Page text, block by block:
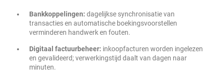
Bankkoppelingen: dagelijkse synchronisatie van
transacties en automatische boekingsvoorstellen
verminderen handwerk en fouten.
Digitaal factuurbeheer: inkoopfacturen worden ingelezen
en gevalideerd; verwerkingstijd daalt van dagen naar
minuten.